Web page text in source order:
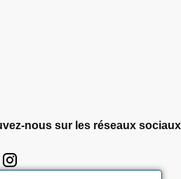
nous sur les réseaux sociaux